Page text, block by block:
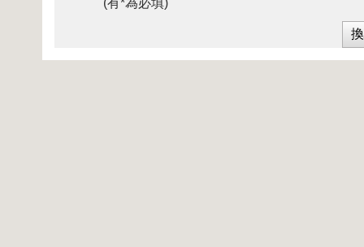
(有*為必填)